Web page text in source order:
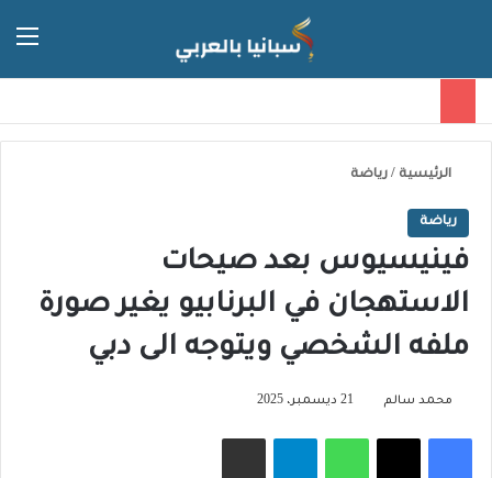
الرئيسية / رياضة
رياضة
فينيسيوس بعد صيحات
الاستهجان في البرنابيو يغير صورة
ملفه الشخصي ويتوجه الى دبي
محمد سالم 21 ديسمبر، 2025
فيسبوك‫X واتساب تيلقرام مشاركة عبر البريد